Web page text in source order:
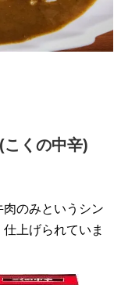
くの中辛)
のみというシン
上げられていま